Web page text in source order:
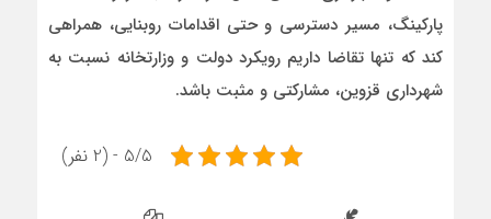
پارکینگ، مسیر دسترسی و حتی اقدامات روبنایی، همراهی
کند که تنها تقاضا داریم رویکرد دولت و وزارتخانه نسبت به
شهرداری قزوین، مشارکتی و مثبت باشد.
5/5 - (2 نفر)